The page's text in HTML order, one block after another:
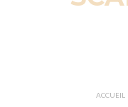
ACCUEIL